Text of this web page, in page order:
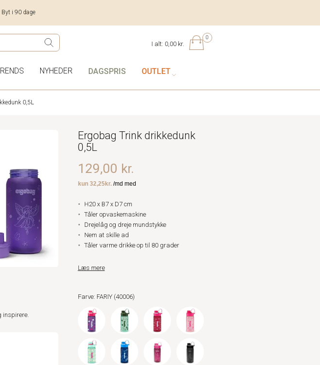
Byt i 90 dage
0
I alt: 0,00 kr.
NYHEDER DAGSPRIS OUTLET
0,5L
inspirere.
Ergobag Trink drikkedunk
0,5L
129,00 kr.
H20 x B7 x D7 cm
Tåler opvaskemaskine
Drejelåg og dreje mundstykke
Nem at skille ad
Tåler varme drikke op til 80 grader
Læs mere
Farve: FARIY (40006)